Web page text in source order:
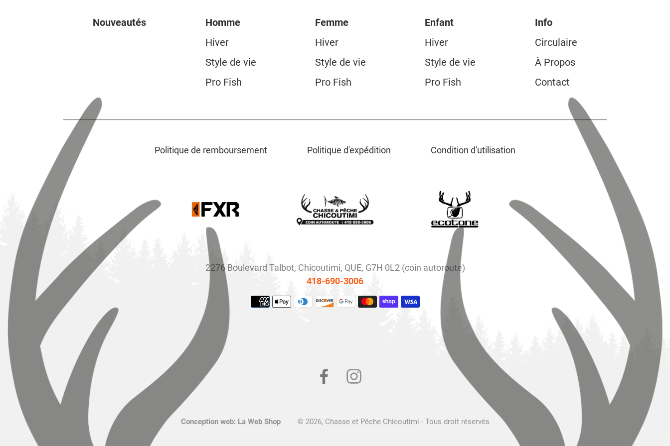
Nouveautés
Homme
Hiver
Style de vie
Pro Fish
Femme
Hiver
Style de vie
Pro Fish
Enfant
Hiver
Style de vie
Pro Fish
Info
Circulaire
À Propos
Contact
Politique de remboursement Politique d'expédition Condition d'utilisation
2276 Boulevard Talbot, Chicoutimi, QUE, G7H 0L2 (coin autoroute)
418-690-3006
Moyens
FacebookInstagram
Conception web: La Web Shop © 2026, Chasse et Pêche Chicoutimi - Tous droit réservés